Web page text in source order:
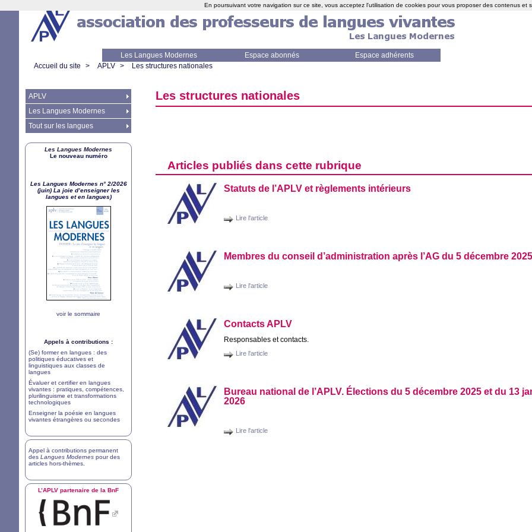
Les Langues Modernes Espace abonnés
Espace adhérents
Accueil du site > APLV > Les structures nationales
Les structures nationales
Articles publiés dans cette rubrique
Statuts de l’APLV et règlements intérieurs
Lire l'article
Membres du conseil d’administration après l’AG du 5 décembre 2025
Lire l'article
ContactsAPLV
Responsables et contacts.
Lire l'article
Bureau national de l’APLV. Élections du 5 décembre 2025 et du 13
2026
Lire l'article
APLV
Les Langues Modernes
Tout sur les langues
Les Langues Modernes
Le nouveau numéro
Les Langues Modernes n° 2/2026
(juin) La joie d’enseigner les
langues et en langues)
voir le sommaire
Appels à contributions :
(Se) former en langues : des
politiques éducatives et
linguistiques aux classes de
langues
Évaluer et certifier en langues
vivantes : pratiques, compétences,
plurilinguisme et transformations
technologiques
Enseigner la poésie en langues
vivantes étrangères ou secondes
Appel à contributions permanent
des Langues Modernes pour des
articles hors-thèmes
L’APLV partenaire de la BnF
En poursuivant votre navigation sur ce site, vous acceptez l'utilisation de cookies pour vous proposer des contenus et